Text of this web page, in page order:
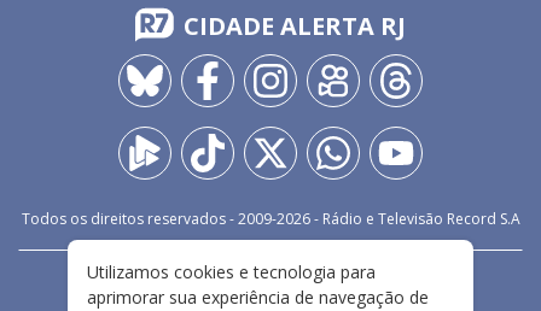
CIDADE ALERTA RJ
Todos os direitos reservados - 2009-2026- Rádio e Televisão Record S.A
FALE CONOSCO
PRIVACIDADE
Utilizamos cookies e tecnologia para
aprimorar sua experiência de navegação de